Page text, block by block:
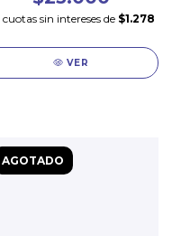
cuotas sin intereses de $1.278
VER
AGOTADO